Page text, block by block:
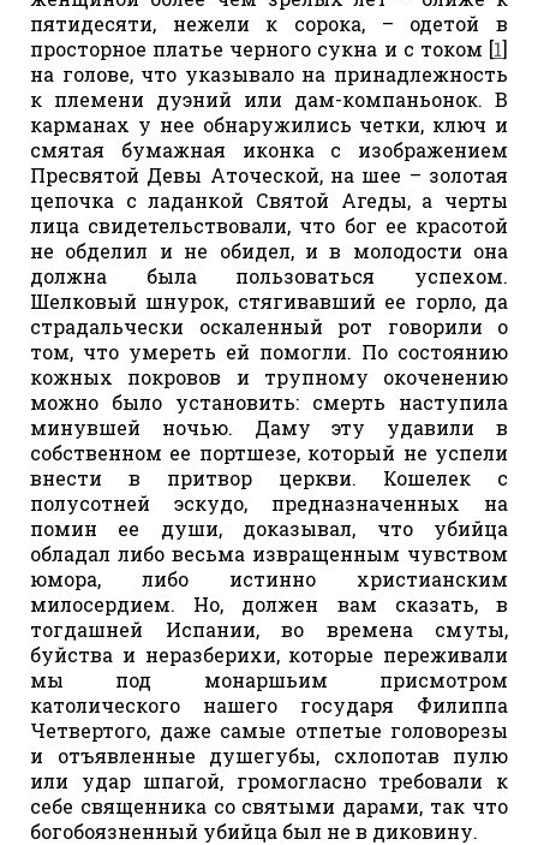
пятидесяти, нежели к сорока, – одетой в
просторное платье черного сукна и с током [1]
на голове, что указывало на принадлежность
к племени дуэний или дам-компаньонок. В
карманах у нее обнаружились четки, ключ и
смятая бумажная иконка с изображением
Пресвятой Девы Аточеской, на шее – золотая
цепочка с ладанкой Святой Агеды, а черты
лица свидетельствовали, что бог ее красотой
не обделил и не обидел, и в молодости она
должна была пользоваться успехом.
Шелковый шнурок, стягивавший ее горло, да
страдальчески оскаленный рот говорили о
том, что умереть ей помогли. По состоянию
кожных покровов и трупному окоченению
можно было установить: смерть наступила
минувшей ночью. Даму эту удавили в
собственном ее портшезе, который не успели
внести в притвор церкви. Кошелек с
полусотней эскудо, предназначенных на
помин ее души, доказывал, что убийца
обладал либо весьма извращенным чувством
юмора, либо истинно христианским
милосердием. Но, должен вам сказать, в
тогдашней Испании, во времена смуты,
буйства и неразберихи, которые переживали
мы под монаршьим присмотром
католического нашего государя Филиппа
Четвертого, даже самые отпетые головорезы
и отъявленные душегубы, схлопотав пулю
или удар шпагой, громогласно требовали к
себе священника со святыми дарами, так что
богобоязненный убийца был не в диковину.